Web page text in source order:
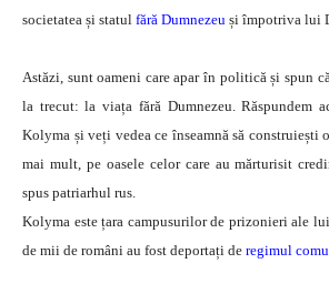
societatea și statul fără Dumnezeu și împotriva lui
Astăzi, sunt oameni care apar în politică și spun
la trecut: la viața fără Dumnezeu. Răspundem
Kolyma și veți vedea ce înseamnă să construiești
mai mult, pe oasele celor care au mărturisit
spus patriarhul rus.
Kolyma este țara campusurilor de prizonieri ale
de mii de români au fost deportați de regimul